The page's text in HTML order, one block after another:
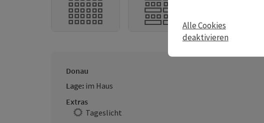
Donau
Lage: im Haus
Extras
Tageslicht
Alle Cookies
deaktivieren